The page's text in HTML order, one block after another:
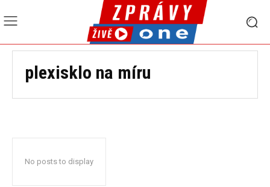
plexisklo na míru
No posts to display